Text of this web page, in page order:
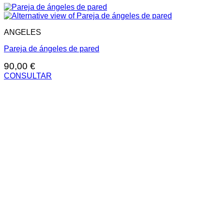
ANGELES
Pareja de ángeles de pared
90,00 €
CONSULTAR